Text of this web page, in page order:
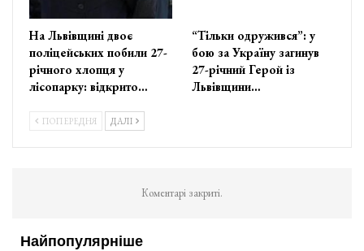
На Львівщині двоє
поліцейських побили 27-
річного хлопця у
лісопарку: відкрито…
“Тільки одружився”: у
бою за Україну загинув
27-річний Герой із
Львівщини…
ПОПЕРЕДНЯ ДАЛІ
Коментарі закриті.
Найпопулярніше